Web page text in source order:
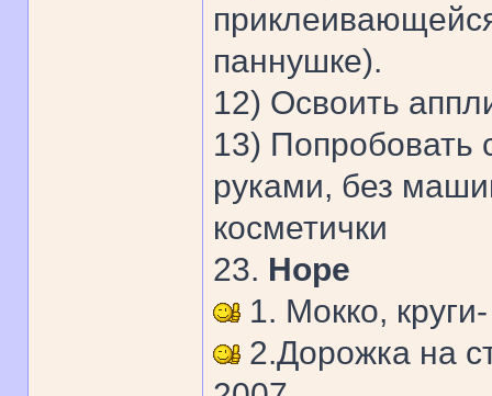
паннушке).
12) Освоить
13) Попробовать
руками, без
косметички
23. Hope
1. Мокко,
2.Дорожка на